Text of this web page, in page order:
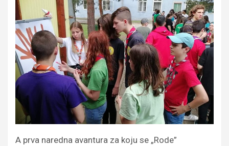
A prva naredna avantura za koju se „Rode”